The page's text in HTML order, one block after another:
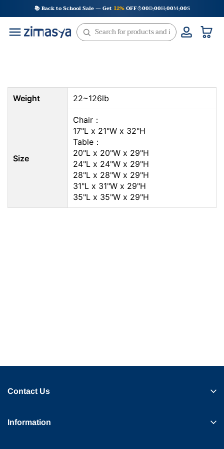
to
content
📚 Back to School Sale — Get 12%OFF 00D:00H:00M:00S
Weight 22~126lb
Size
Chair：
17"L x 21"W x 32"H
Table：
20"L x 20"W x 29"H
24"L x 24"W x 29"H
28"L x 28"W x 29"H
31"L x 31"W x 29"H
35"L x 35"W x 29"H
Contact Us
Information